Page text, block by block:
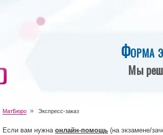
Форма
Мы
МатБюро Экспресс-заказ
Если вам нужна онлайн-помощь (на экзамене/